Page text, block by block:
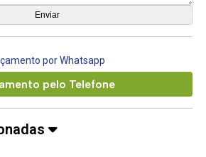
por Whatsapp
pelo Telefone